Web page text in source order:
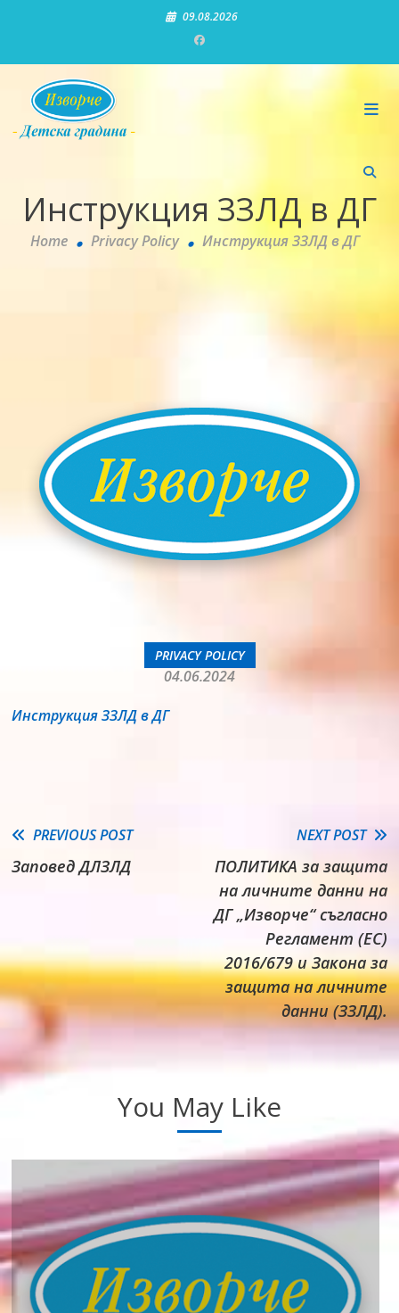
09.08.2026
Детска градина "Изворче"
Инструкция ЗЗЛД в ДГ
Home Privacy Policy Инструкция ЗЗЛД в ДГ
PRIVACY POLICY
04.06.2024
Инструкция ЗЗЛД в ДГ
Read
more
PREVIOUS POST
Заповед ДЛЗЛД
NEXT POST
ПОЛИТИКА за защита
на личните данни на
ДГ „Изворче“ съгласно
Регламент (ЕС)
2016/679 и Закона за
защита на личните
данни (ЗЗЛД).
You May Like